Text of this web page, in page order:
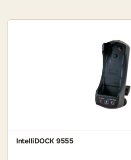
IntelliDOCK 9555